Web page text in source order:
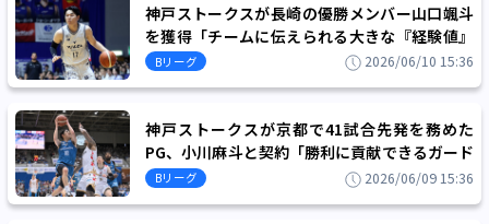
神戸ストークスが長崎の優勝メンバー山口颯斗
を獲得「チームに伝えられる大きな『経験値』
が自分にはあると思っています」
Bリーグ 2026/06/10 15:36
神戸ストークスが京都で41試合先発を務めた
PG、小川麻斗と契約「勝利に貢献できるガード
になれるよう、全力で頑張ります」
Bリーグ 2026/06/09 15:36